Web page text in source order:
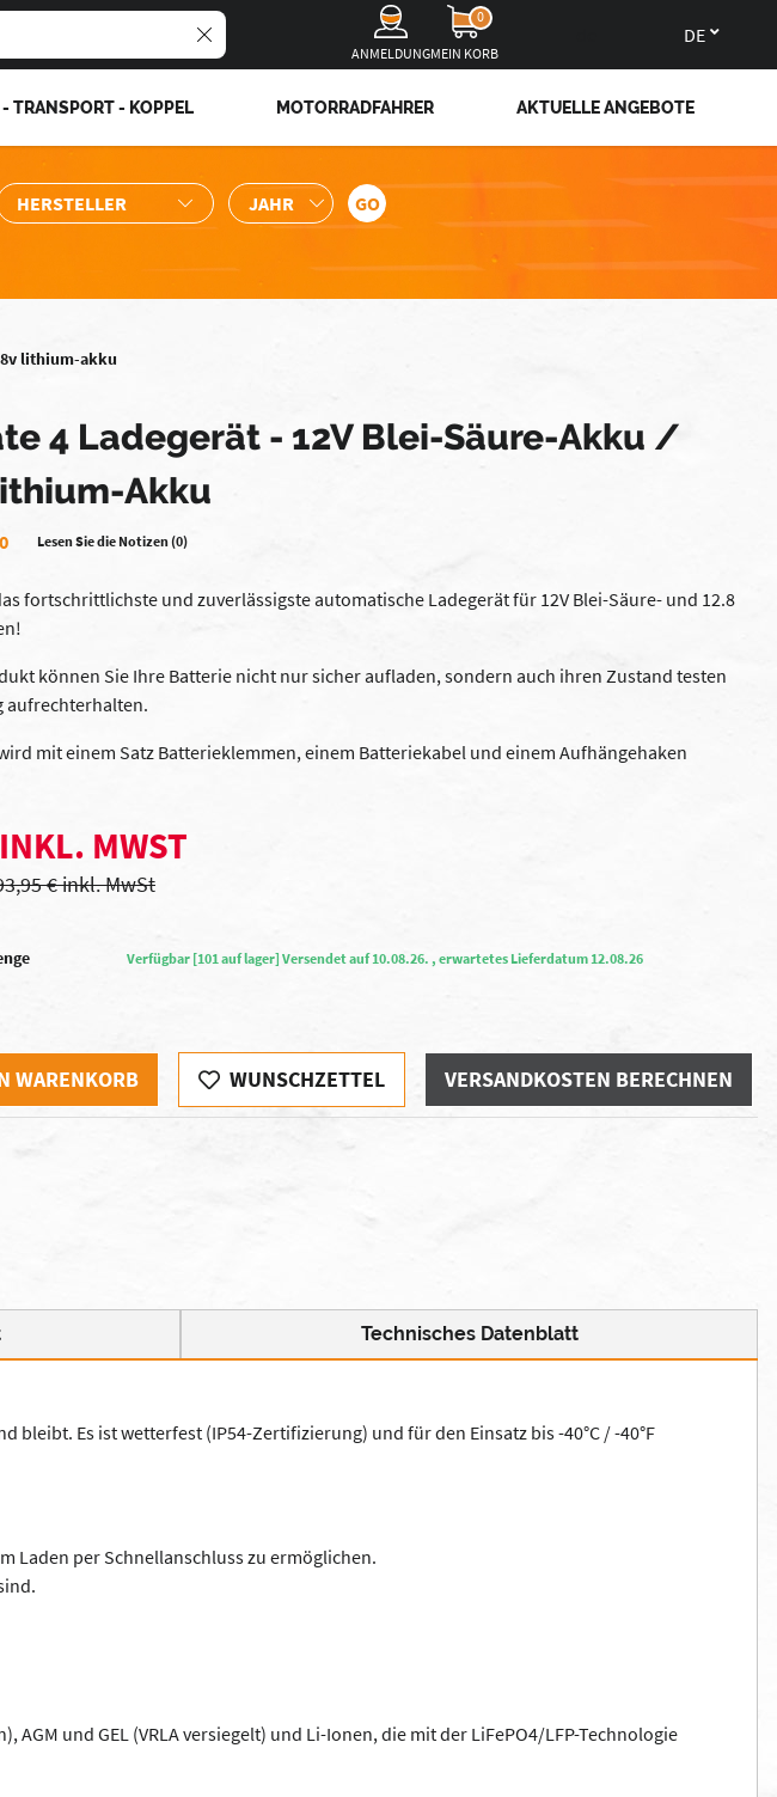
ANMELDUNG
0
MEIN KORB
- TRANSPORT - KOPPEL MOTORRADFAHRER AKTUELLE ANGEBOTE
lithium-akku
4 Ladegerät - 12V Blei-Säure-Akku /
Akku
Lesen Sie die Notizen (0)
fortschrittlichste und zuverlässigste automatische Ladegerät für 12V Blei-Säure- und 12.8
können Sie Ihre Batterie nicht nur sicher aufladen, sondern auch ihren Zustand testen
aufrechterhalten.
mit einem Satz Batterieklemmen, einem Batteriekabel und einem Aufhängehaken
MWST
€ inkl. MwSt
Verfügbar [101 auf lager] Versendet auf 10.08.26. , erwartetes Lieferdatum 12.08.26
WARENKORB WUNSCHZETTEL VERSANDKOSTEN BERECHNEN
Technisches Datenblatt
Es ist wetterfest (IP54-Zertifizierung) und für den Einsatz bis -40°C / -40°F
Laden per Schnellanschluss zu ermöglichen.
und GEL (VRLA versiegelt) und Li-Ionen, die mit der LiFePO4/LFP-Technologie